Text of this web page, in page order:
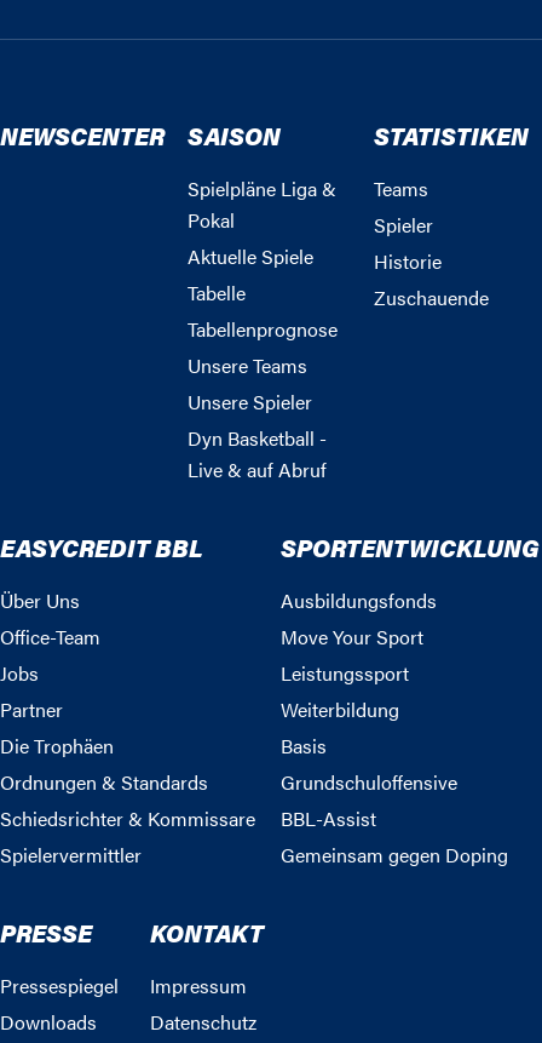
NEWSCENTER SAISON
Spielpläne Liga &
Pokal
Aktuelle Spiele
Tabelle
Tabellenprognose
Unsere Teams
Unsere Spieler
Dyn Basketball -
Live & auf Abruf
STATISTIKEN
Teams
Spieler
Historie
Zuschauende
EASYCREDIT BBL
Über Uns
Office-Team
Jobs
Partner
Die Trophäen
Ordnungen & Standards
Schiedsrichter & Kommissare
Spielervermittler
SPORTENTWICKLUNG
Ausbildungsfonds
Move Your Sport
Leistungssport
Weiterbildung
Basis
Grundschuloffensive
BBL-Assist
Gemeinsam gegen Doping
PRESSE
Pressespiegel
Downloads
KONTAKT
Impressum
Datenschutz